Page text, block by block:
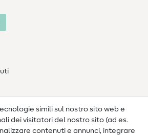
simili sul nostro sito web e
dei visitatori del nostro sito (ad es.
contenuti e annunci, integrare